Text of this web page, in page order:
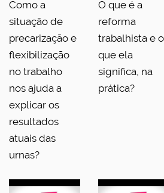
Como a
situação de
precarização e
flexibilização
no trabalho
nos ajuda a
explicar os
resultados
atuais das
urnas?
O que é a
reforma
trabalhista e o
que ela
significa, na
prática?